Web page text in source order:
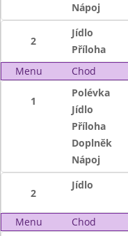
Nápoj
2
Jídlo
Příloha
Menu
Chod
1
Polévka
Jídlo
Příloha
Doplněk
Nápoj
2
Jídlo
Menu Chod